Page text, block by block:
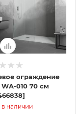
ограждение
WA-010 70 см
в наличии